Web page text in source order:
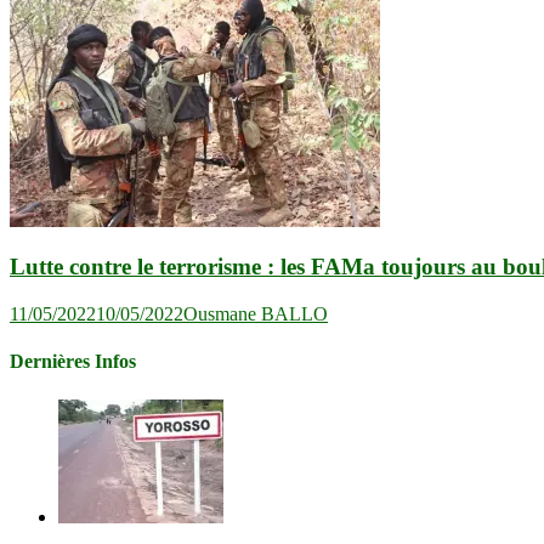
Lutte contre le terrorisme : les FAMa toujours au
11/05/202210/05/2022Ousmane BALLO
Dernières Infos